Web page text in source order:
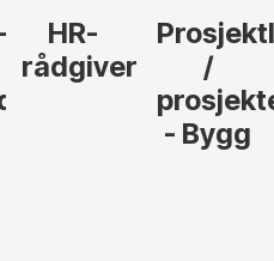
HR-
rådgiver
/
- Bygg